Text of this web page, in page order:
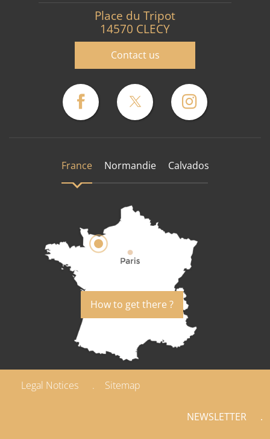
Place du Tripot
14570 CLECY
Contact us
France Normandie Calvados
How to get there ?
Legal Notices Sitemap
NEWSLETTER